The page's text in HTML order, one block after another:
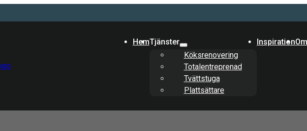
HemTjänster
Köksrenovering
Totalentreprenad
Tvättstuga
Plattsättare
Inspiration